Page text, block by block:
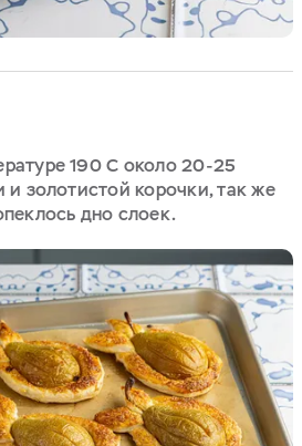
190 С около 20-25
и золотистой корочки, так же
дно слоек.